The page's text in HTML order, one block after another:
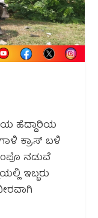
ಹೆದ್ದಾರಿಯ
ಕ್ರಾಸ್ ಬಳಿ
ನಡುವೆ
ಇಬ್ಬರು